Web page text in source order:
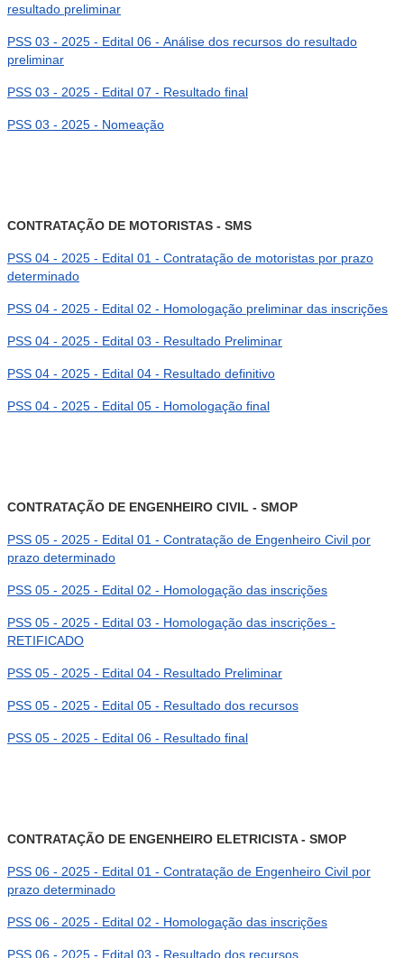
resultado preliminar
PSS 03 - 2025 - Edital 06 - Análise dos recursos do resultado
preliminar
PSS 03 - 2025 - Edital 07 - Resultado final
PSS 03 - 2025 - Nomeação
CONTRATAÇÃO DE MOTORISTAS - SMS
PSS 04 - 2025 - Edital 01 - Contratação de motoristas por prazo
determinado
PSS 04 - 2025 - Edital 02 - Homologação preliminar das inscrições
PSS 04 - 2025 - Edital 03 - Resultado Preliminar
PSS 04 - 2025 - Edital 04 - Resultado definitivo
PSS 04 - 2025 - Edital 05 - Homologação final
CONTRATAÇÃO DE ENGENHEIRO CIVIL - SMOP
PSS 05 - 2025 - Edital 01 - Contratação de Engenheiro Civil por
prazo determinado
PSS 05 - 2025 - Edital 02 - Homologação das inscrições
PSS 05 - 2025 - Edital 03 - Homologação das inscrições -
RETIFICADO
PSS 05 - 2025 - Edital 04 - Resultado Preliminar
PSS 05 - 2025 - Edital 05 - Resultado dos recursos
PSS 05 - 2025 - Edital 06 - Resultado final
CONTRATAÇÃO DE ENGENHEIRO ELETRICISTA - SMOP
PSS 06 - 2025 - Edital 01 - Contratação de Engenheiro Civil por
prazo determinado
PSS 06 - 2025 - Edital 02 - Homologação das inscrições
PSS 06 - 2025 - Edital 03 - Resultado dos recursos